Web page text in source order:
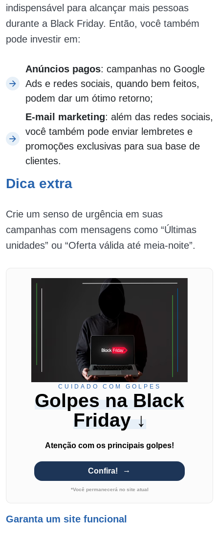
indispensável para alcançar mais pessoas
durante a Black Friday. Então, você também
pode investir em:
Anúncios pagos: campanhas no Google
Ads e redes sociais, quando bem feitos,
podem dar um ótimo retorno;
E-mail marketing: além das redes sociais,
você também pode enviar lembretes e
promoções exclusivas para sua base de
clientes.
Dica extra
Crie um senso de urgência em suas
campanhas com mensagens como “Últimas
unidades” ou “Oferta válida até meia-noite”.
CUIDADO COM GOLPES
Golpes na Black
Friday ↓
Atenção com os principais golpes!
Confira!
*Você permanecerá no site atual
Garanta um site funcional